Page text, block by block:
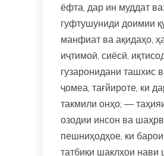
ёфта, дар ин муддат
гуфтушуниди доимии
манфиат ва ақидаҳо,
иҷтимоӣ, сиёсӣ,
гузаронидани ташхис
ҷомеа, тағйироте, ки
такмили онҳо; —
озодии инсон ва
пешниҳодҳое, ки
татбиқи шаклҳои нави